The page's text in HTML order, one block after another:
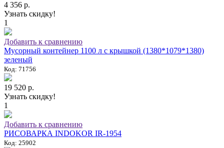
4 356 р.
Узнать скидку!
1
Добавить к сравнению
Мусорный контейнер 1100 л с крышкой (1380*1079*1380)
зеленый
Код: 71756
19 520 р.
Узнать скидку!
1
Добавить к сравнению
РИСОВАРКА INDOKOR IR-1954
Код: 25902